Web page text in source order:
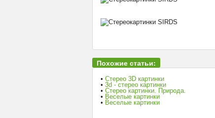
Похожие статьи:
• Стерео 3D картинки
• 3d - стерео картинки
• Стерео картинки. Природа.
• Веселые картинки
• Веселые картинки